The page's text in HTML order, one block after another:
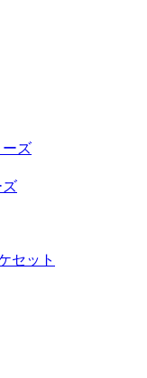
ーズ
ズ
セット